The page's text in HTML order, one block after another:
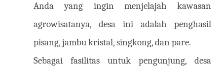
Anda yang ingin menjelajah kawasan
agrowisatanya, desa ini adalah penghasil
pisang, jambu kristal, singkong, dan pare.
Sebagai fasilitas untuk pengunjung, desa